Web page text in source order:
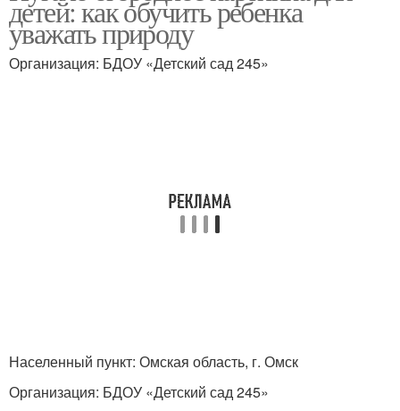
детей: как обучить ребенка
уважать природу
Организация: БДОУ «Детский сад 245»
Населенный пункт: Омская область, г. Омск
Организация: БДОУ «Детский сад 245»